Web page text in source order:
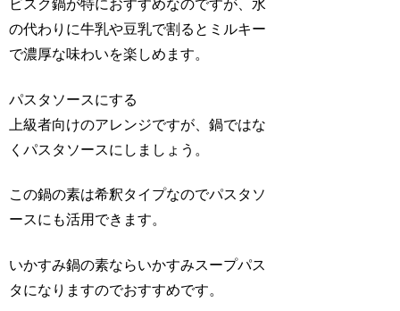
ビスク鍋が特におすすめなのですが、水
の代わりに牛乳や豆乳で割るとミルキー
で濃厚な味わいを楽しめます。
パスタソースにする
上級者向けのアレンジですが、鍋ではな
くパスタソースにしましょう。
この鍋の素は希釈タイプなのでパスタソ
ースにも活用できます。
いかすみ鍋の素ならいかすみスープパス
タになりますのでおすすめです。